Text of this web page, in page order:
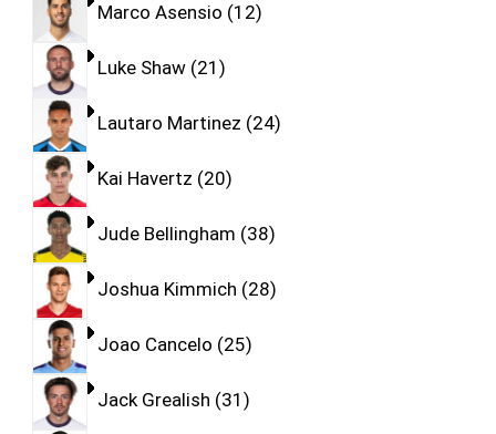
Marco Asensio 12
Luke Shaw 21
Lautaro Martinez 24
Kai Havertz 20
Jude Bellingham 38
Joshua Kimmich 28
Joao Cancelo 25
Jack Grealish 31